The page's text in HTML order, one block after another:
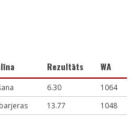
Rezultāts WA
6.30
1064
13.77
1048